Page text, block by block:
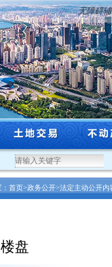
无障碍
列自然资源和林业行业高级专业
首页>政务公开>法定主动公开内
盘